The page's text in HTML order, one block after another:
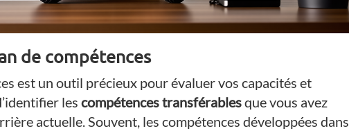
de compétences
est un outil précieux pour évaluer vos capacités et
les compétences transférablesque vous avez
actuelle. Souvent, les compétences développées dans